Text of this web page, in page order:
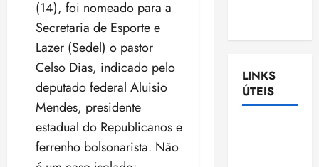
(14), foi nomeado para a
Secretaria de Esporte e
Lazer (Sedel) o pastor
Celso Dias, indicado pelo
deputado federal Aluisio
Mendes, presidente
estadual do Republicanos e
ferrenho bolsonarista. Não
LINKS
ÚTEIS